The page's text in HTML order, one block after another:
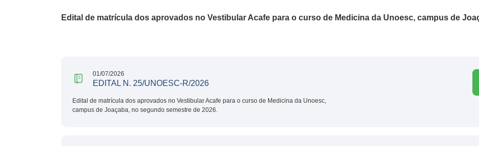
Edital de matrícula dos aprovados no Vestibular Acafe para o curso de Medicina da Unoesc, campus de
01/07/2026
EDITAL N. 25/UNOESC-R/2026
Edital de matrícula dos aprovados no Vestibular Acafe para o curso de Medicina da Unoesc,
campus de Joaçaba, no segundo semestre de 2026.